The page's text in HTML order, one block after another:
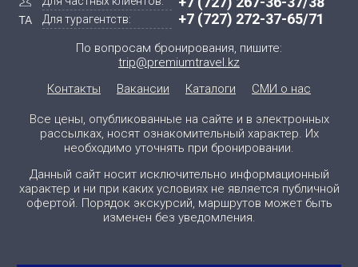
Для турагентств:
+7 (727) 272-37-65/71
По вопросам бронирования, пишите:
trip@premiumtravel.kz
Контакты
Вакансии Каталоги СМИ о нас
Все цены, опубликованные на сайте и в электронных
рассылках, носят ознакомительный характер. Их
необходимо уточнять при бронировании.
Данный сайт носит исключительно информационный
характер и ни при каких условиях не является публичной
офертой. Порядок экскурсий, маршрутов может быть
изменен без уведомления.